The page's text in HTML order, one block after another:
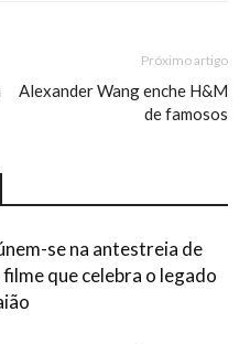
Próximo artigo
Alexander Wang enche H&M
de famosos
se na antestreia de
filme que celebra o legado